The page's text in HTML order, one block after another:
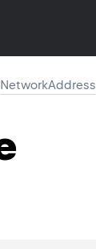
NetworkAddress